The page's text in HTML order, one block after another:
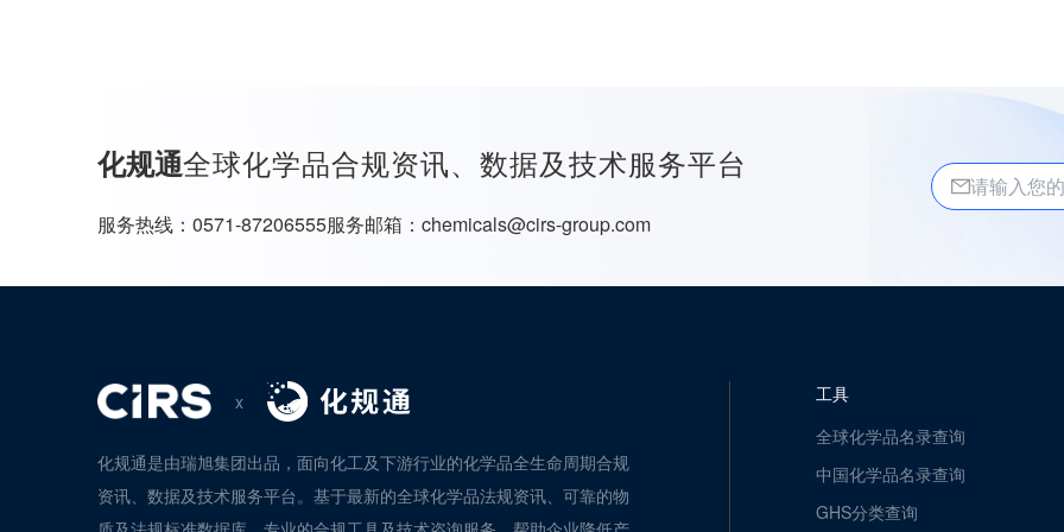
化规通全球化学品合规资讯、数据及技术服务平台
服务热线： 0571-87206555服务邮箱： chemicals@cirs-group.com
x
化规通是由瑞旭集团出品，面向化工及下游行业的化学品全生命周期合规
资讯、数据及技术服务平台。基于最新的全球化学品法规资讯、可靠的物
工具
全球化学品名录查询
中国化学品名录查询
GHS分类查询